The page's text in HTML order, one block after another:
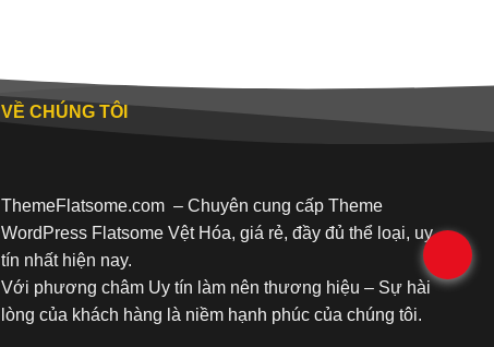
VỀ CHÚNG TÔI
ThemeFlatsome.com – Chuyên cung cấp Theme
WordPress Flatsome Vệt Hóa, giá rẻ, đầy đủ thể loại, uy
tín nhất hiện nay.
Với phương châm Uy tín làm nên thương hiệu – Sự hài
lòng của khách hàng là niềm hạnh phúc của chúng tôi.